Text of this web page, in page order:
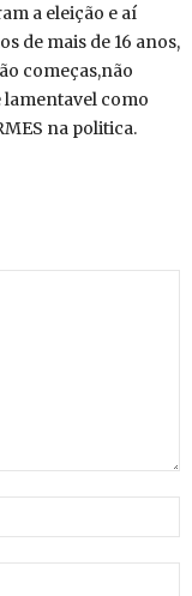
a eleição e aí
de mais de 16 anos,
começas,não
lamentavel como
na politica.